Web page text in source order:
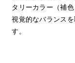
タリーカラー（補
視覚的なバランス
す。